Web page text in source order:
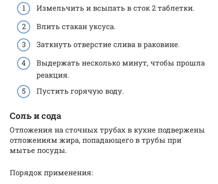
Измельчить и всыпать в сток 2 таблетки.
Влить стакан уксуса.
Заткнуть отверстие слива в раковине.
Выдержать несколько минут, чтобы прошла
реакция.
Пустить горячую воду.
Соль и сода
Отложения на сточных трубах в кухне подвержены
отложениям жира, попадающего в трубы при
мытье посуды.
Порядок применения: